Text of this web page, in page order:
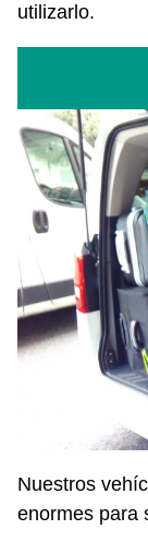
utilizarlo.
Nuestros
enormes para